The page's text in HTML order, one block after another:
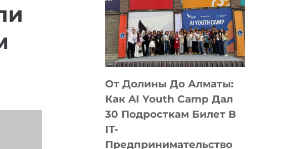
От Долины До Алматы:
Как AI Youth Camp Дал
30 Подросткам Билет В
IT-
Предпринимательство